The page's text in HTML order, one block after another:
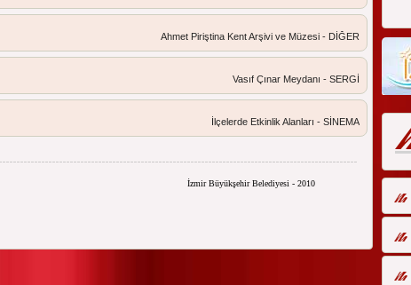
Ahmet Piriştina Kent Arşivi ve Müzesi - DİĞER
Vasıf Çınar Meydanı - SERGİ
İlçelerde Etkinlik Alanları - SİNEMA
İzmir Büyükşehir Belediyesi - 2010